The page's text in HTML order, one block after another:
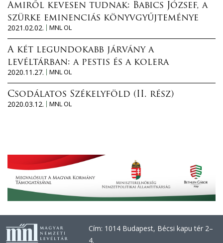
Amiről kevesen tudnak: Babics József, a
szürke eminenciás könyvgyűjteménye
2021.02.02.
MNL OL
A két legundokabb járvány a
levéltárban: a pestis és a kolera
2020.11.27.
MNL OL
Csodálatos Székelyföld (II. rész)
2020.03.12.
MNL OL
Cím: 1014 Budapest, Bécsi kapu tér 2–
4.